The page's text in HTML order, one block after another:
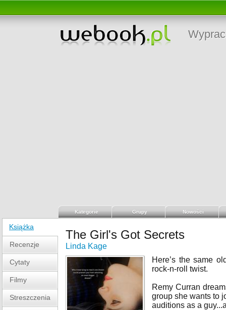
Kategorie Grupy Nowości
Książka
Recenzje
Cytaty
Filmy
Streszczenia
The Girl's Got Secrets
Linda Kage
Here’s the same
rock-n-roll twist.
Remy Curran
group she wants to
auditions as a